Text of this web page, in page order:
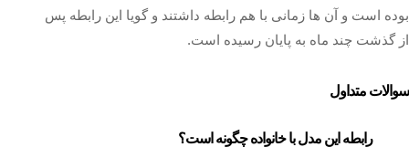
بوده است و آن ها زمانی با هم رابطه داشتند و گویا این رابطه پس
از گذشت چند ماه به پایان رسیده است.
سوالات متداول
رابطه این مدل با خانواده چگونه است؟